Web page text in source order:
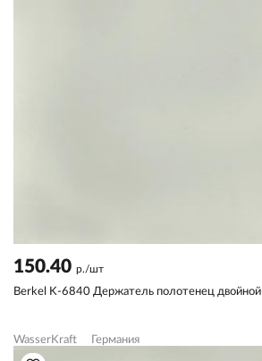
150.40 р./шт
Berkel K-6840 Держатель полотенец двойной
WasserKraft Германия